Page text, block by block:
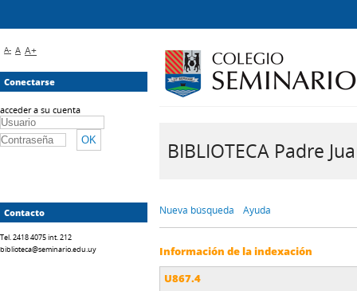
BIBLIOTECA Padre
Nueva búsqueda Ayuda
Información de la indexación
U867.4
A- A A+
Conectarse
acceder a su cuenta
Contacto
Tel. 2418 4075 int. 212
biblioteca@seminario.edu.uy